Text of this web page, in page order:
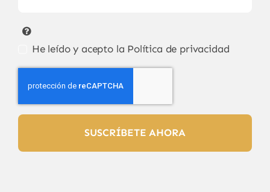
He leído y acepto la Política de privacidad
SUSCRÍBETE AHORA